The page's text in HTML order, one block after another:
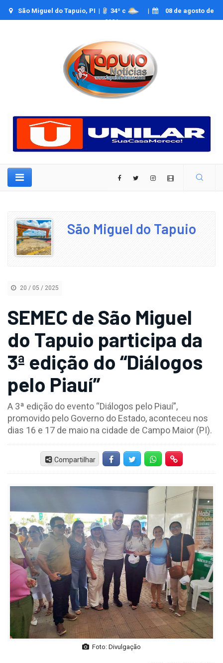
São Miguel do Tapuio, PI | 34º c |
08 de agosto de
2026
São Miguel do Tapuio
20 / 05 / 2025
SEMEC de São Miguel
do Tapuio participa da
3ª edição do “Diálogos
pelo Piauí”
A 3ª edição do evento “Diálogos pelo Piauí”,
promovido pelo Governo do Estado, aconteceu nos
dias 16 e 17 de maio na cidade de Campo Maior (PI).
Compartilhar FacebookTwitter Whatsapp
Foto: Divulgação